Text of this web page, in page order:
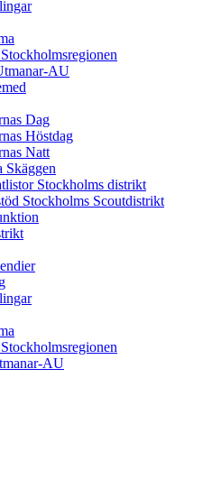
AU
Dag
Höstdag
Natt
Skäggen
Stockholms distrikt
Stockholms Scoutdistrikt
AU